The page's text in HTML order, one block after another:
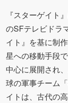
『スターゲイト
のSFテレビドラ
イト』を基に制
星への移動手段
中心に展開され
球の軍事チーム
イトは、古代の